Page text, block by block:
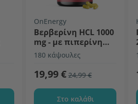
OnEnergy
Βερβερίνη HCL 1000
mg - με πιπερίνη
και χρώμιο
180 κάψουλες
19,99 € 24,99 €
Στο καλάθι